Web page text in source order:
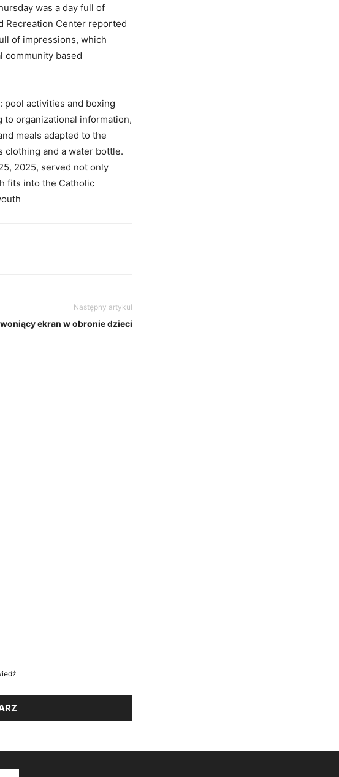
was a day full of
Recreation Center reported
of impressions, which
community based
pool activities and boxing
to organizational information,
meals adapted to the
and a water bottle.
2025, served not only
fits into the Catholic
Następny artykuł
ekran w obronie dzieci